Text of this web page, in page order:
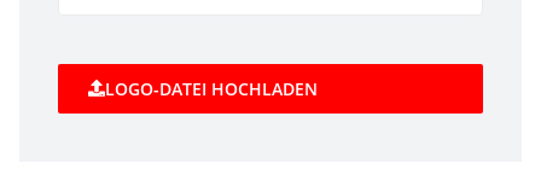
LOGO-DATEI HOCHLADEN